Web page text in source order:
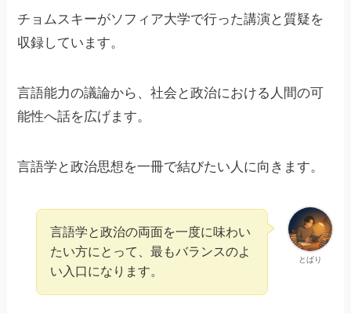
チョムスキーがソフィア大学で行った講演と質疑を
収録しています。
言語能力の議論から、社会と政治における人間の可
能性へ話を広げます。
言語学と政治思想を一冊で結びたい人に向きます。
とばり
言語学と政治の両面を一度に味わい
たい方にとって、最もバランスのよ
い入口になります。